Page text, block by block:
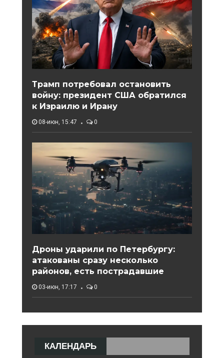
Трамп потребовал остановить
войну: президент США обратился
к Израилю и Ирану
08-июн, 15:47 0
Дроны ударили по Петербургу:
атакованы сразу несколько
районов, есть пострадавшие
03-июн, 17:17 0
КАЛЕНДАРЬ